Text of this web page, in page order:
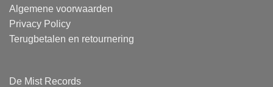
Algemene voorwaarden
Privacy Policy
Terugbetalen en retournering
De Mist Records